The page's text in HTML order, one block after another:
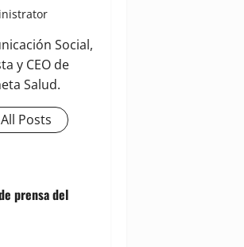
Social,
y CEO de
Salud.
Posts
prensa del